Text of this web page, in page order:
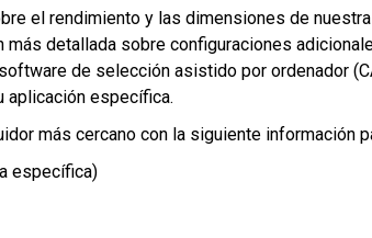
el rendimiento y las dimensiones de
detallada sobre configuraciones
de selección asistido por ordenador
aplicación específica.
más cercano con la siguiente información
específica)